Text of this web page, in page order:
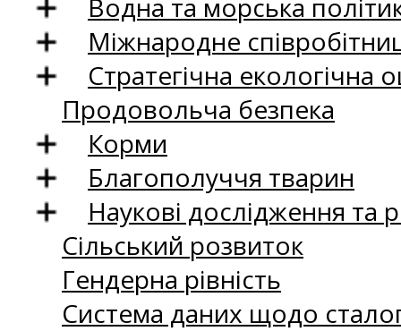
Водна та морська
Міжнародне
Стратегічна екологічна
Продовольча безпека
Корми
Благополуччя тварин
Наукові дослідження та
Сільський розвиток
Гендерна рівність
Система даних щодо